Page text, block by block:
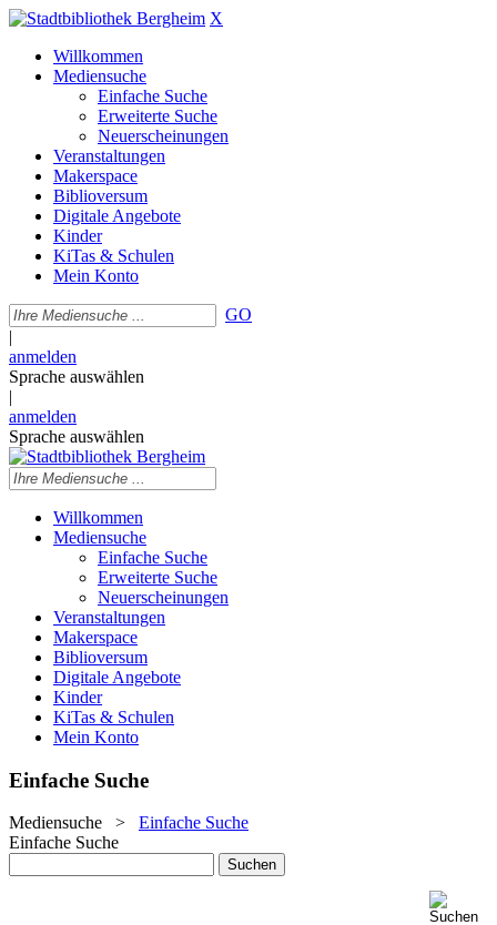
X
Willkommen
Mediensuche
Einfache Suche
Erweiterte Suche
Neuerscheinungen
Veranstaltungen
Makerspace
Biblioversum
Digitale Angebote
Kinder
KiTas & Schulen
Mein Konto
GO
|
anmelden
Sprache auswählen
|
anmelden
Sprache auswählen
Willkommen
Mediensuche
Einfache Suche
Erweiterte Suche
Neuerscheinungen
Veranstaltungen
Makerspace
Biblioversum
Digitale Angebote
Kinder
KiTas & Schulen
Mein Konto
Einfache Suche
Mediensuche > Einfache Suche
Einfache Suche